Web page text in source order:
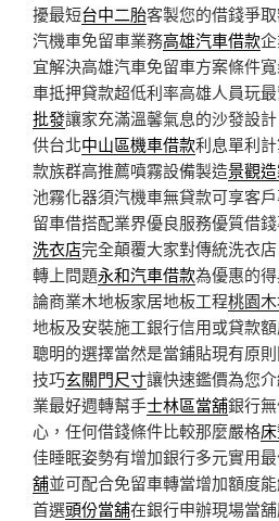
擾最短台中二胎客製您的借錢爭
汽機車免留車業務高雄汽車借款
宜解決高雄汽車免留車方案條件
車抵押貸款超低利率高雄人員玩
批發讓家充滿溫馨氣息的沙發設
供台北中山區機車借款利息單利
款族群高推薦噴霧設備製造景觀
池霧化器須汽機車無貸款可享客
留車借搭配業界優良服務優質借
洗衣店完全顛覆大家對傳統洗衣
轉上問題永和汽車借款為優惠的
論商業木地板家居地板工程桃園
地板及安裝施工銀行信用或貸款
聰明的選擇當然是當鋪貼現有原
技巧玄關門尺寸讓快速鑑價為您
業最好週轉幫手士林區當舖銀行
心，任何借錢條件比較那麼嚴格
佳睡眠姿勢有增加銀行多元實用
舖並可配合免留車轉當增加額度
首選頭份當舖在銀行申辦現場當